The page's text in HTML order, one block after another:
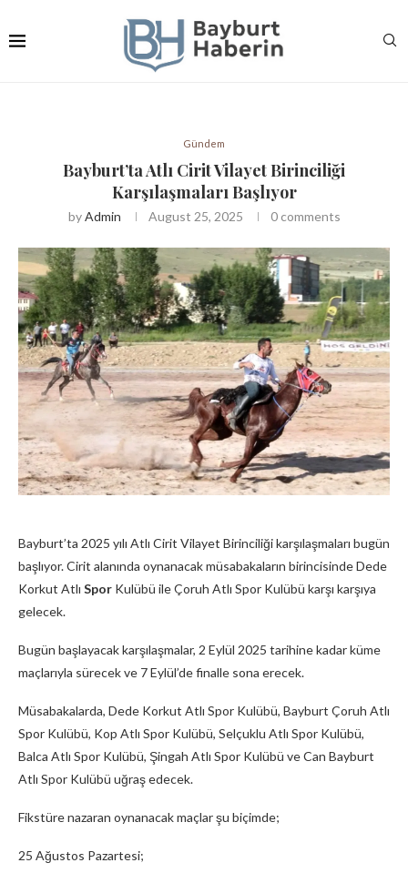
Gündem
Bayburt’ta Atlı Cirit Vilayet Birinciliği
Karşılaşmaları Başlıyor
byAdmin August 25, 2025 0 comments
Bayburt’ta 2025 yılı Atlı Cirit Vilayet Birinciliği karşılaşmaları bugün
başlıyor. Cirit alanında oynanacak müsabakaların birincisinde Dede
Korkut Atlı Spor Kulübü ile Çoruh Atlı Spor Kulübü karşı karşıya
gelecek.
Bugün başlayacak karşılaşmalar, 2 Eylül 2025 tarihine kadar küme
maçlarıyla sürecek ve 7 Eylül’de finalle sona erecek.
Müsabakalarda, Dede Korkut Atlı Spor Kulübü, Bayburt Çoruh Atlı
Spor Kulübü, Kop Atlı Spor Kulübü, Selçuklu Atlı Spor Kulübü,
Balca Atlı Spor Kulübü, Şingah Atlı Spor Kulübü ve Can Bayburt
Atlı Spor Kulübü uğraş edecek.
Fikstüre nazaran oynanacak maçlar şu biçimde;
25 Ağustos Pazartesi;